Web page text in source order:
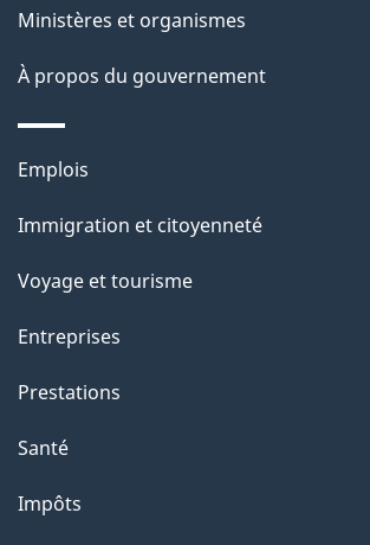
Ministères et organismes
À propos du gouvernement
Thèmes
sujets
Emplois
Immigration et citoyenneté
Voyage et tourisme
Entreprises
Prestations
Santé
Impôts